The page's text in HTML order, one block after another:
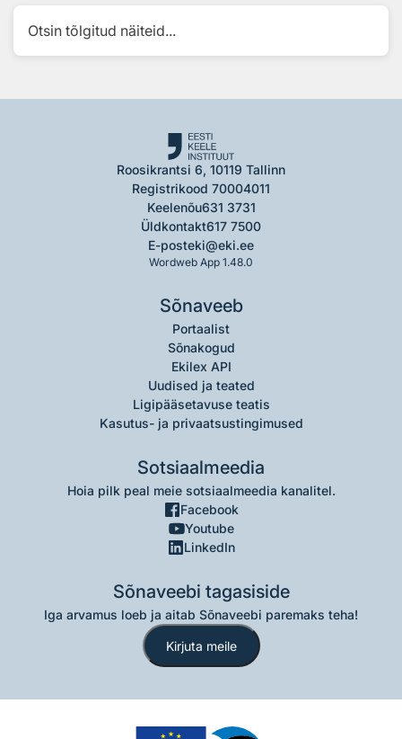
Otsin tõlgitud näiteid...
Roosikrantsi 6, 10119 Tallinn
Registrikood 70004011
Keelenõu631 3731
Üldkontakt617 7500
E-posteki@eki.ee
Wordweb App 1.48.0
Sõnaveeb
Portaalist
Sõnakogud
Ekilex API
Uudised ja teated
Ligipääsetavuse teatis
Kasutus- ja privaatsustingimused
Sotsiaalmeedia
Hoia pilk peal meie sotsiaalmeedia kanalitel.
Facebook
Youtube
LinkedIn
Sõnaveebi tagasiside
Iga arvamus loeb ja aitab Sõnaveebi paremaks teha!
Kirjuta meile